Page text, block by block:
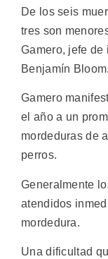
De los seis
tres son
Gamero, jefe de
Benjamín Bloom.
Gamero
el año a un
mordeduras de
perros.
Generalmente
atendidos
mordedura.
Una dificultad